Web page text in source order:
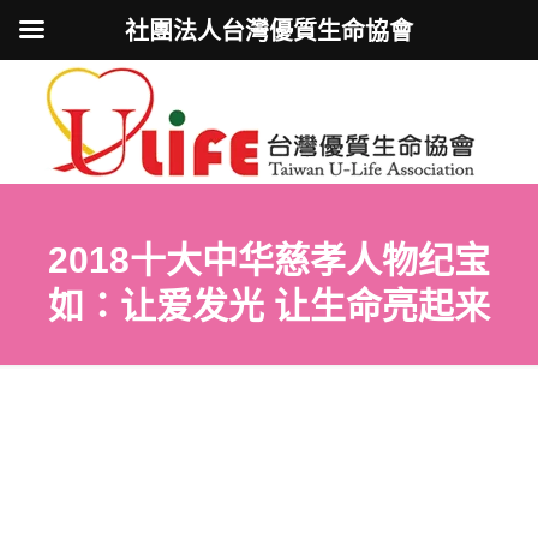
2018十大中华慈孝人物纪宝
如：让爱发光 让生命亮起来
社團法人台灣優質生命協會